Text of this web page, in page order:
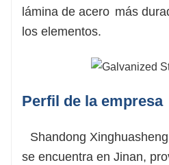
jabón, y no es necesario
material sostenible que se
para proyectos de
lámina de acero más
los elementos.
Perfil de la empresa
Shandong
se encuentra en Jinan,